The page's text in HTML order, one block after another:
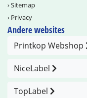
›Sitemap
› Privacy
Andere websites
Printkop Webshop
NiceLabel
TopLabel